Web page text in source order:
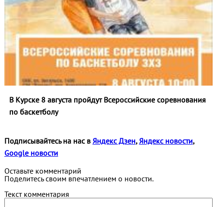
В Курске 8 августа пройдут Всероссийские соревнования
по баскетболу
Подписывайтесь на нас в Яндекс Дзен, Яндекс новости,
Google новости
Оставьте комментарий
Поделитесь своим впечатлением о новости.
Текст комментария